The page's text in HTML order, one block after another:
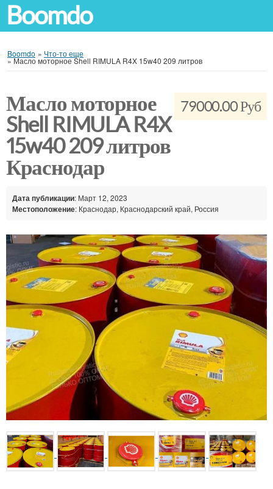
Boomdo
Boomdo » Что-то еще
»Масло моторное Shell RIMULA R4X 15w40 209 литров
79000.00 Руб
Масло моторное
Shell RIMULA R4X
15w40 209 литров
Краснодар
Дата публикации: Март 12, 2023
Местоположение: Краснодар, Краснодарский край, Россия